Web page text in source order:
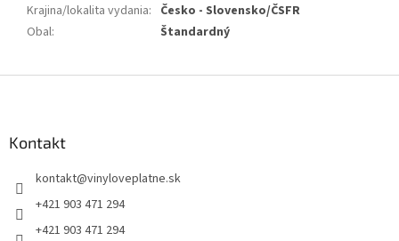
Krajina/lokalita vydania: Česko - Slovensko/ČSFR
Obal: Štandardný
Kontakt
kontakt@vinyloveplatne.sk
+421 903 471 294
+421 903 471 294